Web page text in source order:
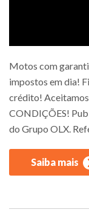
Motos com
impostos em dia!
crédito!
CONDIÇÕES!
do Grupo OLX.
Saiba mais